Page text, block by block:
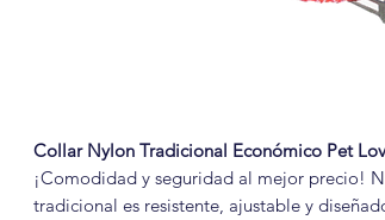
Collar Nylon Tradicional Económico Pet
¡Comodidad y seguridad al mejor precio!
tradicional es resistente, ajustable y